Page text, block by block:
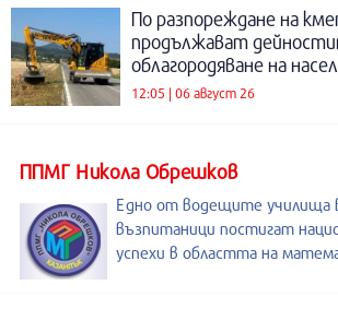
По разпореждане на
продължават
облагородяване на
12:05 | 06 август 26
ППМГ Никола Обрешков
Едно от водещите
възпитаници постигат
успехи в областта на